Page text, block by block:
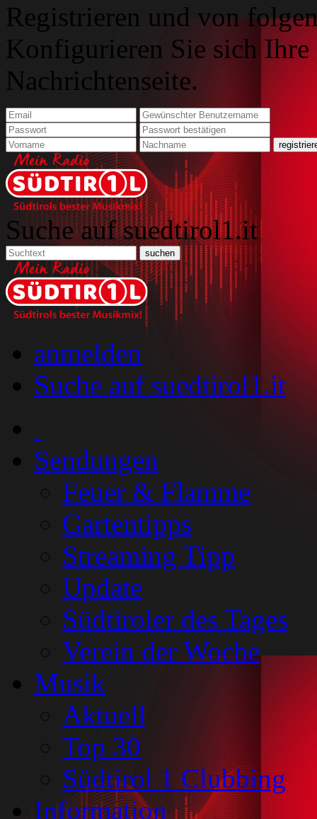
Registrieren und von
Konfigurieren Sie sich
Nachrichtenseite.
Suche auf suedtirol1.it
anmelden
Suche auf suedtirol1.it
Sendungen
Feuer & Flamme
Gartentipps
Streaming Tipp
Update
Südtiroler des Tages
Verein der Woche
Musik
Aktuell
Top 30
Südtirol 1 Clubbing
Information